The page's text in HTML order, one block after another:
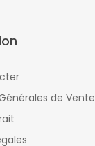
de Vente